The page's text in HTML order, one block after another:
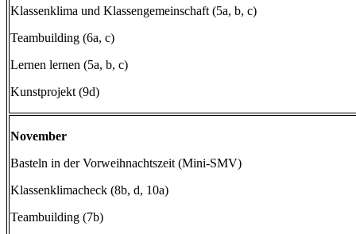
Klassenklima und Klassengemeinschaft (5a, b, c)
Teambuilding (6a, c)
Lernen lernen (5a, b, c)
Kunstprojekt (9d)
November
Basteln in der Vorweihnachtszeit (Mini-SMV)
Klassenklimacheck (8b, d, 10a)
Teambuilding (7b)